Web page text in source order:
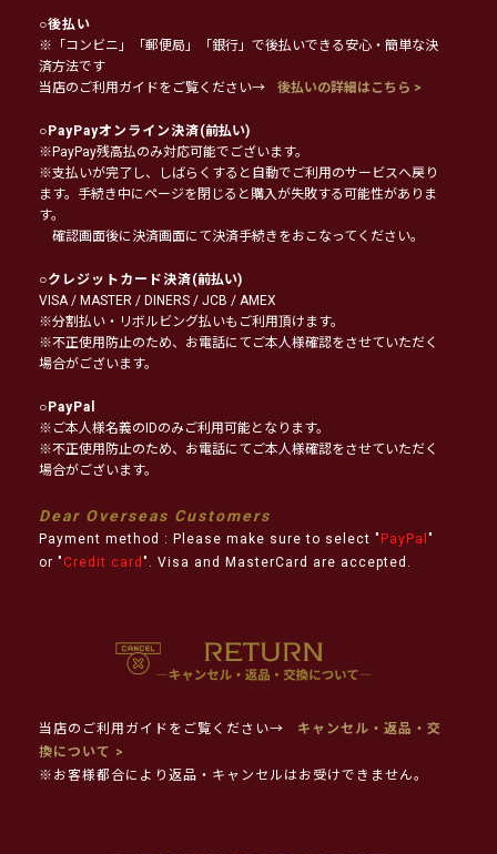
○後払い
※「コンビニ」「郵便局」「銀行」で後払いできる安心・簡単な決
済方法です
当店のご利用ガイドをご覧ください→
後払いの詳細はこちら >
○PayPayオンライン決済(前払い)
※PayPay残高払のみ対応可能でございます。
※支払いが完了し、しばらくすると自動でご利用のサービスへ戻り
ます。手続き中にページを閉じると購入が失敗する可能性がありま
す。
確認画面後に決済画面にて決済手続きをおこなってください。
○クレジットカード決済(前払い)
VISA / MASTER / DINERS / JCB / AMEX
※分割払い・リボルビング払いもご利用頂けます。
※不正使用防止のため、お電話にてご本人様確認をさせていただく
場合がございます。
○PayPal
※ご本人様名義のIDのみご利用可能となります。
※不正使用防止のため、お電話にてご本人様確認をさせていただく
場合がございます。
Dear Overseas Customers
Payment method : Please make sure to select " PayPal "
or " Credit card ". Visa and MasterCard are accepted.
当店のご利用ガイドをご覧ください→
キャンセル・返品・交
換について >
※お客様都合により返品・キャンセルはお受けできません。